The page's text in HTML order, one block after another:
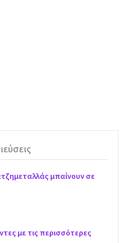
μπαίνουν σε
με τις περισσότερες